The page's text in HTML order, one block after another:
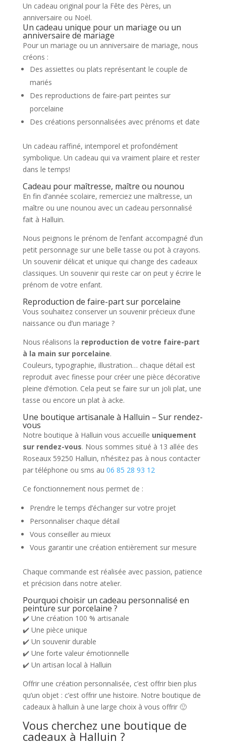
Un cadeau original pour la Fête des Pères, un
anniversaire ou Noël.
Un cadeau unique pour un mariage ou un
anniversaire de mariage
Pour un mariage ou un anniversaire de mariage, nous
créons :
Des assiettes ou plats représentant le couple de
mariés
Des reproductions de faire-part peintes sur
porcelaine
Des créations personnalisées avec prénoms et date
Un cadeau raffiné, intemporel et profondément
symbolique. Un cadeau qui va vraiment plaire et rester
dans le temps!
Cadeau pour maîtresse, maître ou nounou
En fin d’année scolaire, remerciez une maîtresse, un
maître ou une nounou avec un cadeau personnalisé
fait à Halluin.
Nous peignons le prénom de l’enfant accompagné d’un
petit personnage sur une belle tasse ou pot à crayons.
Un souvenir délicat et unique qui change des cadeaux
classiques. Un souvenir qui reste car on peut y écrire le
prénom de votre enfant.
Reproduction de faire-part sur porcelaine
Vous souhaitez conserver un souvenir précieux d’une
naissance ou d’un mariage ?
Nous réalisons la reproduction de votre faire-part
à la main sur porcelaine.
Couleurs, typographie, illustration… chaque détail est
reproduit avec finesse pour créer une pièce décorative
pleine d’émotion. Cela peut se faire sur un joli plat, une
tasse ou encore un plat à acke.
Une boutique artisanale à Halluin – Sur rendez-
vous
Notre boutique à Halluin vous accueille uniquement
sur rendez-vous. Nous sommes situé à 13 allée des
Roseaux 59250 Halluin, n’hésitez pas à nous contacter
par téléphone ou sms au 06 85 28 93 12
Ce fonctionnement nous permet de :
Prendre le temps d’échanger sur votre projet
Personnaliser chaque détail
Vous conseiller au mieux
Vous garantir une création entièrement sur mesure
Chaque commande est réalisée avec passion, patience
et précision dans notre atelier.
Pourquoi choisir un cadeau personnalisé en
peinture sur porcelaine ?
✔️ Une création 100 % artisanale
✔️ Une pièce unique
✔️ Un souvenir durable
✔️ Une forte valeur émotionnelle
✔️ Un artisan local à Halluin
Offrir une création personnalisée, c’est offrir bien plus
qu’un objet : c’est offrir une histoire. Notre boutique de
cadeaux à halluin à une large choix à vous offrir 🙂
Vous cherchez une boutique de
cadeaux à Halluin ?